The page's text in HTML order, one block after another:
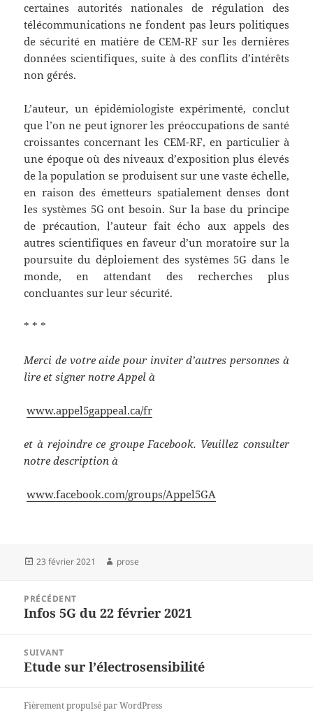
certaines autorités nationales de régulation des
télécommunications ne fondent pas leurs politiques
de sécurité en matière de CEM-RF sur les dernières
données scientifiques, suite à des conflits d’intérêts
non gérés.
L’auteur, un épidémiologiste expérimenté, conclut
que l’on ne peut ignorer les préoccupations de santé
croissantes concernant les CEM-RF, en particulier à
une époque où des niveaux d’exposition plus élevés
de la population se produisent sur une vaste échelle,
en raison des émetteurs spatialement denses dont
les systèmes 5G ont besoin. Sur la base du principe
de précaution, l’auteur fait écho aux appels des
autres scientifiques en faveur d’un moratoire sur la
poursuite du déploiement des systèmes 5G dans le
monde, en attendant des recherches plus
concluantes sur leur sécurité.
* * *
Merci de votre aide pour inviter d’autres personnes à
lire et signer notre Appel à
www.appel5gappeal.ca/fr
et à rejoindre ce groupe Facebook. Veuillez consulter
notre description à
www.facebook.com/groups/Appel5GA
Publié
23 février 2021 Auteur
prose
l’article
PRÉCÉDENT
Article
Infos 5G du 22 février 2021
SUIVANT
Article
Etude sur l’électrosensibilité
Fièrement propulsé par WordPress